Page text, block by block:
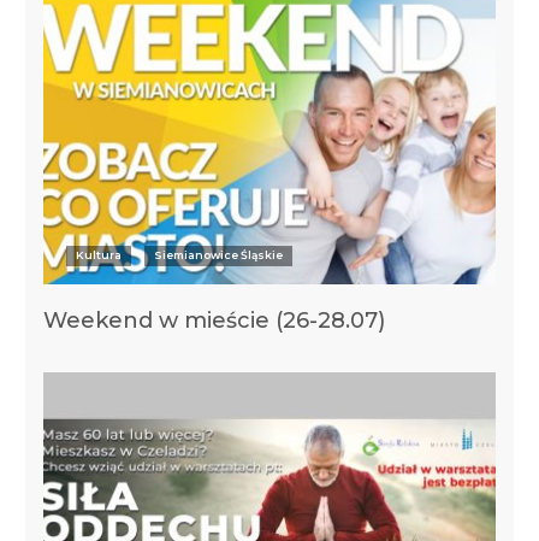
Kultura Siemianowice Śląskie
Weekend w mieście (26-28.07)